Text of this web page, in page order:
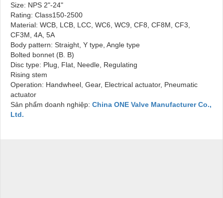
Size: NPS 2"-24"
Rating: Class150-2500
Material: WCB, LCB, LCC, WC6, WC9, CF8, CF8M, CF3,
CF3M, 4A, 5A
Body pattern: Straight, Y type, Angle type
Bolted bonnet (B. B)
Disc type: Plug, Flat, Needle, Regulating
Rising stem
Operation: Handwheel, Gear, Electrical actuator, Pneumatic
actuator
Sản phẩm doanh nghiệp: China ONE Valve Manufacturer Co.,
Ltd.